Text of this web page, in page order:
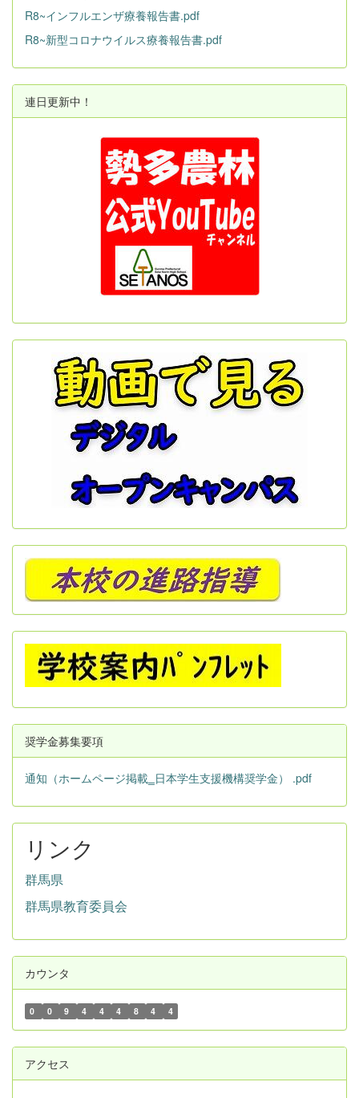
R8~インフルエンザ療養報告書.pdf
R8~新型コロナウイルス療養報告書.pdf
連日更新中！
奨学金募集要項
通知（ホームページ掲載‗日本学生支援機構奨学金） .pdf
リンク
群馬県
群馬県教育委員会
カウンタ
0 0 9 4 4 4 8 4 4
アクセス